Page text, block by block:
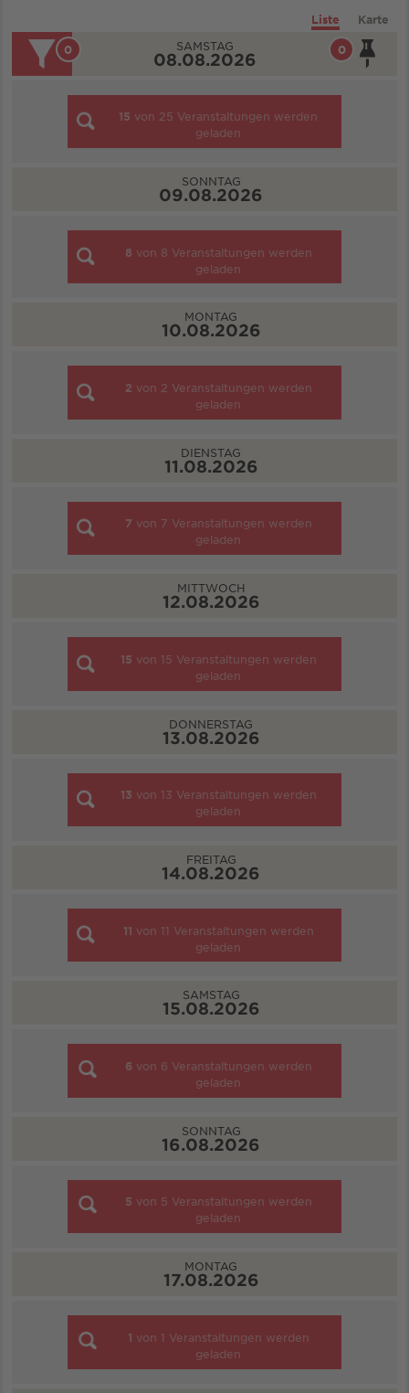
Liste Karte
0
0 SAMSTAG
08.08.2026
15 von 25 Veranstaltungen werden
geladen
SONNTAG
09.08.2026
8 von 8 Veranstaltungen werden
geladen
MONTAG
10.08.2026
2 von 2 Veranstaltungen werden
geladen
DIENSTAG
11.08.2026
7 von 7 Veranstaltungen werden
geladen
MITTWOCH
12.08.2026
15 von 15 Veranstaltungen werden
geladen
DONNERSTAG
13.08.2026
13 von 13 Veranstaltungen werden
geladen
FREITAG
14.08.2026
11 von 11 Veranstaltungen werden
geladen
SAMSTAG
15.08.2026
6 von 6 Veranstaltungen werden
geladen
SONNTAG
16.08.2026
5 von 5 Veranstaltungen werden
geladen
MONTAG
17.08.2026
1 von 1 Veranstaltungen werden
geladen